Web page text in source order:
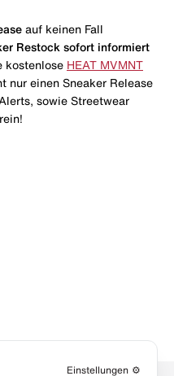
auf keinen Fall
Restock sofort informiert
kostenlose HEAT MVMNT
nur einen Sneaker Release
sowie Streetwear
Einstellungen ⚙️